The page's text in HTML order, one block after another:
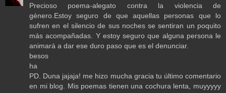
Precioso poema-alegato contra la violencia de
género.Estoy seguro de que aquellas personas que lo
sufren en el silencio de sus noches se sentiran un poquito
más acompañadas. Y estoy seguro que alguna persona le
animará a dar ese duro paso que es el denunciar.
besos
ha
PD. Duna jajaja! me hizo mucha gracia tu último comentario
en mi blog. Mis poemas tienen una cochura lenta, muyyyyy